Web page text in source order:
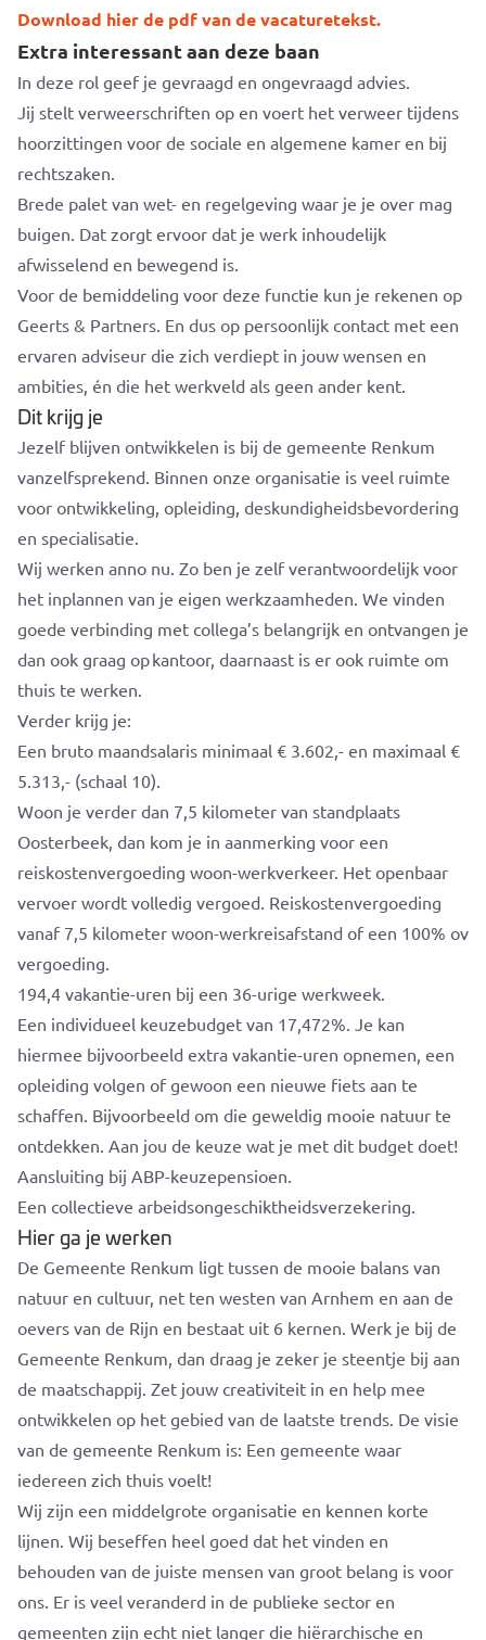
Download hier de pdf van de vacaturetekst.
Extra interessant aan deze baan
In deze rol geef je gevraagd en ongevraagd advies.
Jij stelt verweerschriften op en voert het verweer tijdens
hoorzittingen voor de sociale en algemene kamer en bij
rechtszaken.
Brede palet van wet- en regelgeving waar je je over mag
buigen. Dat zorgt ervoor dat je werk inhoudelijk
afwisselend en bewegend is.
Voor de bemiddeling voor deze functie kun je rekenen op
Geerts & Partners. En dus op persoonlijk contact met een
ervaren adviseur die zich verdiept in jouw wensen en
ambities, én die het werkveld als geen ander kent.
Dit krijg je
Jezelf blijven ontwikkelen is bij de gemeente Renkum
vanzelfsprekend. Binnen onze organisatie is veel ruimte
voor ontwikkeling, opleiding, deskundigheidsbevordering
en specialisatie.
Wij werken anno nu. Zo ben je zelf verantwoordelijk voor
het inplannen van je eigen werkzaamheden. We vinden
goede verbinding met collega’s belangrijk en ontvangen je
dan ook graag op kantoor, daarnaast is er ook ruimte om
thuis te werken.
Verder krijg je:
Een bruto maandsalaris minimaal € 3.602,- en maximaal €
5.313,- (schaal 10).
Woon je verder dan 7,5 kilometer van standplaats
Oosterbeek, dan kom je in aanmerking voor een
reiskostenvergoeding woon-werkverkeer. Het openbaar
vervoer wordt volledig vergoed. Reiskostenvergoeding
vanaf 7,5 kilometer woon-werkreisafstand of een 100% ov
vergoeding.
194,4 vakantie-uren bij een 36-urige werkweek.
Een individueel keuzebudget van 17,472%. Je kan
hiermee bijvoorbeeld extra vakantie-uren opnemen, een
opleiding volgen of gewoon een nieuwe fiets aan te
schaffen. Bijvoorbeeld om die geweldig mooie natuur te
ontdekken. Aan jou de keuze wat je met dit budget doet!
Aansluiting bij ABP-keuzepensioen.
Een collectieve arbeidsongeschiktheidsverzekering.
Hier ga je werken
De Gemeente Renkum ligt tussen de mooie balans van
natuur en cultuur, net ten westen van Arnhem en aan de
oevers van de Rijn en bestaat uit 6 kernen. Werk je bij de
Gemeente Renkum, dan draag je zeker je steentje bij aan
de maatschappij. Zet jouw creativiteit in en help mee
ontwikkelen op het gebied van de laatste trends. De visie
van de gemeente Renkum is: Een gemeente waar
iedereen zich thuis voelt!
Wij zijn een middelgrote organisatie en kennen korte
lijnen. Wij beseffen heel goed dat het vinden en
behouden van de juiste mensen van groot belang is voor
ons. Er is veel veranderd in de publieke sector en
gemeenten zijn echt niet langer die hiërarchische en